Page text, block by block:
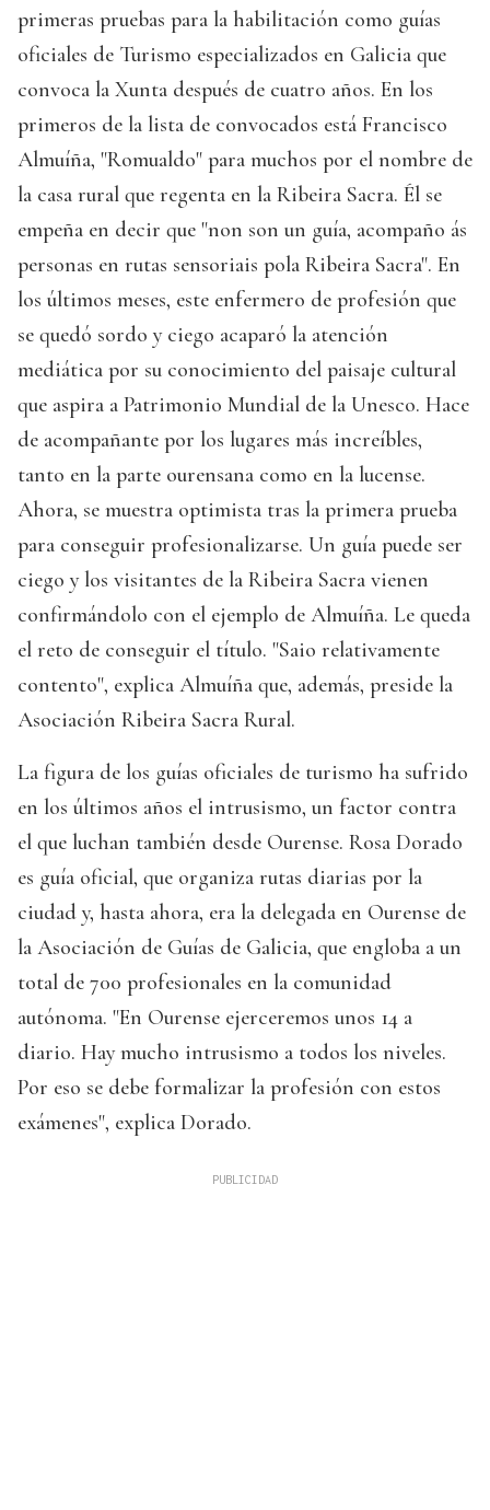
primeras pruebas para la habilitación como guías
oficiales de Turismo especializados en Galicia que
convoca la Xunta después de cuatro años. En los
primeros de la lista de convocados está Francisco
Almuíña, "Romualdo" para muchos por el nombre de
la casa rural que regenta en la Ribeira Sacra. Él se
empeña en decir que "non son un guía, acompaño ás
personas en rutas sensoriais pola Ribeira Sacra". En
los últimos meses, este enfermero de profesión que
se quedó sordo y ciego acaparó la atención
mediática por su conocimiento del paisaje cultural
que aspira a Patrimonio Mundial de la Unesco. Hace
de acompañante por los lugares más increíbles,
tanto en la parte ourensana como en la lucense.
Ahora, se muestra optimista tras la primera prueba
para conseguir profesionalizarse. Un guía puede ser
ciego y los visitantes de la Ribeira Sacra vienen
confirmándolo con el ejemplo de Almuíña. Le queda
el reto de conseguir el título. "Saio relativamente
contento", explica Almuíña que, además, preside la
Asociación Ribeira Sacra Rural.
La figura de los guías oficiales de turismo ha sufrido
en los últimos años el intrusismo, un factor contra
el que luchan también desde Ourense. Rosa Dorado
es guía oficial, que organiza rutas diarias por la
ciudad y, hasta ahora, era la delegada en Ourense de
la Asociación de Guías de Galicia, que engloba a un
total de 700 profesionales en la comunidad
autónoma. "En Ourense ejerceremos unos 14 a
diario. Hay mucho intrusismo a todos los niveles.
Por eso se debe formalizar la profesión con estos
exámenes", explica Dorado.